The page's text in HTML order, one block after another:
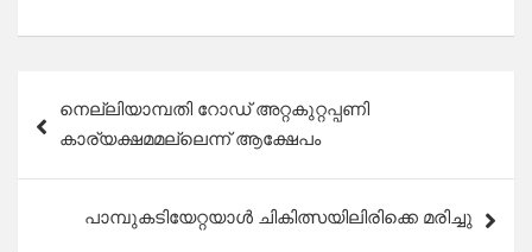
navigation
നെല്ലിയാമ്പതി റോഡ് അറ്റകുറ്റപ്പണി
കാര്യക്ഷമമല്ലെന്ന് ആക്ഷേപം
പാമ്പുകടിയേറ്റയാൾ ചികിത്സയിലിരിക്കെ മരിച്ചു